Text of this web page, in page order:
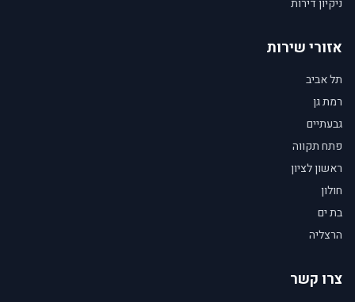
ניקיון דירות
אזורי שירות
תל אביב
רמת גן
גבעתיים
פתח תקווה
ראשון לציון
חולון
בת ים
הרצליה
צרו קשר